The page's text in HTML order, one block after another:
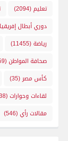
تعليم(2094)
دوري أبطال إفريقيا
رياضة(11455)
صحافة المواطن(559)
كأس مصر (35)
لقاءات وحوارات(38)
مقالات رأي(546)